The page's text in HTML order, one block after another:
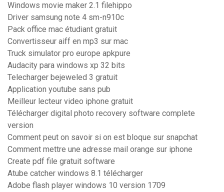
Windows movie maker 2.1 filehippo
Driver samsung note 4 sm-n910c
Pack office mac étudiant gratuit
Convertisseur aiff en mp3 sur mac
Truck simulator pro europe apkpure
Audacity para windows xp 32 bits
Telecharger bejeweled 3 gratuit
Application youtube sans pub
Meilleur lecteur video iphone gratuit
Télécharger digital photo recovery software complete
version
Comment peut on savoir si on est bloque sur snapchat
Comment mettre une adresse mail orange sur iphone
Create pdf file gratuit software
Atube catcher windows 8.1 télécharger
Adobe flash player windows 10 version 1709